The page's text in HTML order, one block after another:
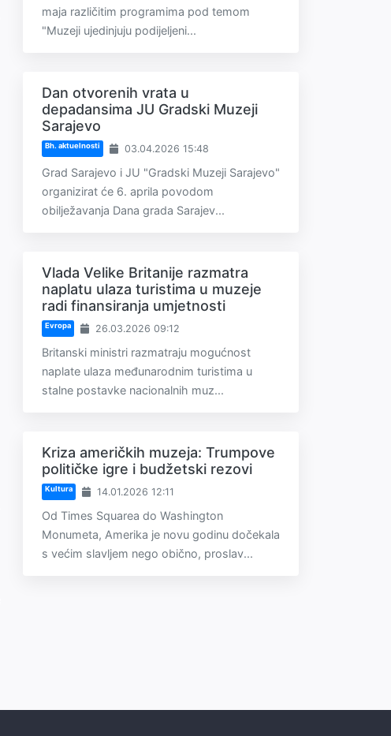
maja različitim programima pod temom
"Muzeji ujedinjuju podijeljeni...
Dan otvorenih vrata u
depadansima JU Gradski Muzeji
Sarajevo
Bh. aktuelnosti 03.04.2026 15:48
Grad Sarajevo i JU "Gradski Muzeji Sarajevo"
organizirat će 6. aprila povodom
obilježavanja Dana grada Sarajev...
Vlada Velike Britanije razmatra
naplatu ulaza turistima u muzeje
radi finansiranja umjetnosti
Evropa 26.03.2026 09:12
Britanski ministri razmatraju mogućnost
naplate ulaza međunarodnim turistima u
stalne postavke nacionalnih muz...
Kriza američkih muzeja: Trumpove
političke igre i budžetski rezovi
Kultura 14.01.2026 12:11
Od Times Squarea do Washington
Monumeta, Amerika je novu godinu dočekala
s većim slavljem nego obično, proslav...